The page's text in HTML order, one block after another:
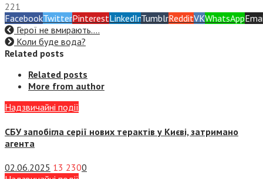
221
FacebookTwitterPinterestLinkedInTumblrRedditVKWhatsApp
Герої не вмирають….
Коли буде вода?
Related posts
Related posts
More from author
Надзвичайні події
СБУ запобігла серії нових терактів у Києві, затримано
агента
02.06.2025 13 2300